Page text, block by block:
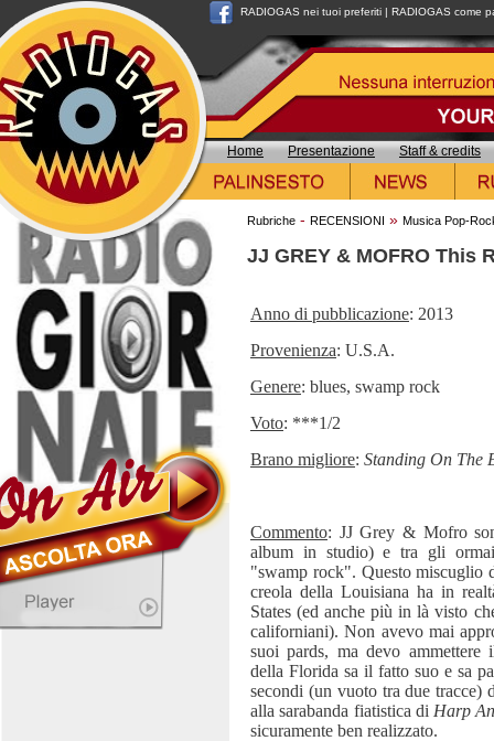
RADIOGAS nei tuoi preferiti | RADIOGAS come
Home Presentazione Staff & credits
Rubriche - RECENSIONI » Musica Pop-
JJ GREY & MOFRO This
Anno di pubblicazione: 2013
Provenienza: U.S.A.
Genere: blues, swamp rock
Voto: ***1/2
Brano migliore: Standing On The
Commento: JJ Grey & Mofro
album in studio) e tra gli
"swamp rock". Questo miscuglio
creola della Louisiana ha in
States (ed anche più in là visto
californiani). Non avevo mai
suoi pards, ma devo ammettere
della Florida sa il fatto suo e sa
secondi (un vuoto tra due tracce)
alla sarabanda fiatistica di Harp
sicuramente ben realizzato.